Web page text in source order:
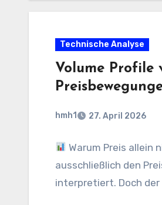
Technische Analyse
Volume Profile
hmh1 27. April 2026
Warum Preis allein
ausschließlich den
interpretiert. Doch